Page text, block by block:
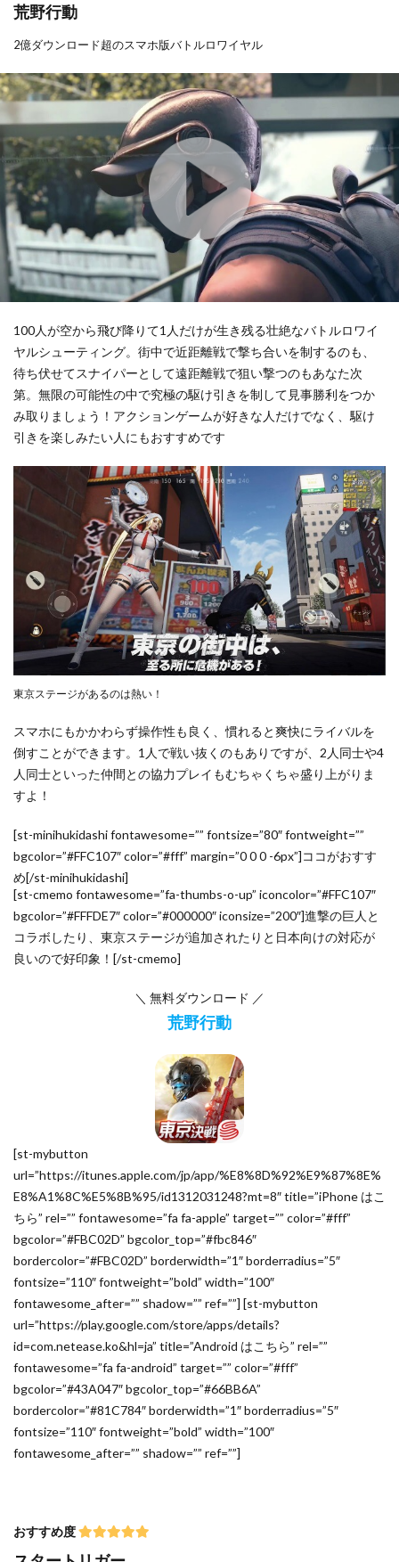
荒野行動
2億ダウンロード超のスマホ版バトルロワイヤル
100人が空から飛び降りて1人だけが生き残る壮絶なバトルロワイ
ヤルシューティング。街中で近距離戦で撃ち合いを制するのも、
待ち伏せてスナイパーとして遠距離戦で狙い撃つのもあなた次
第。無限の可能性の中で究極の駆け引きを制して見事勝利をつか
み取りましょう！アクションゲームが好きな人だけでなく、駆け
引きを楽しみたい人にもおすすめです
東京ステージがあるのは熱い！
スマホにもかかわらず操作性も良く、慣れると爽快にライバルを
倒すことができます。1人で戦い抜くのもありですが、2人同士や4
人同士といった仲間との協力プレイもむちゃくちゃ盛り上がりま
すよ！
[st-minihukidashi fontawesome=”” fontsize=”80″ fontweight=””
bgcolor=”#FFC107″ color=”#fff” margin=”0 0 0 -6px”]ココがおすす
め[/st-minihukidashi]
[st-cmemo fontawesome=”fa-thumbs-o-up” iconcolor=”#FFC107″
bgcolor=”#FFFDE7″ color=”#000000″ iconsize=”200″]進撃の巨人と
コラボしたり、東京ステージが追加されたりと日本向けの対応が
良いので好印象！[/st-cmemo]
＼ 無料ダウンロード ／
荒野行動
[st-mybutton
url=”https://itunes.apple.com/jp/app/%E8%8D%92%E9%87%8E%
E8%A1%8C%E5%8B%95/id1312031248?mt=8″ title=”iPhone はこ
ちら” rel=”” fontawesome=”fa fa-apple” target=”” color=”#fff”
bgcolor=”#FBC02D” bgcolor_top=”#fbc846″
bordercolor=”#FBC02D” borderwidth=”1″ borderradius=”5″
fontsize=”110″ fontweight=”bold” width=”100″
fontawesome_after=”” shadow=”” ref=””] [st-mybutton
url=”https://play.google.com/store/apps/details?
id=com.netease.ko&hl=ja” title=”Android はこちら” rel=””
fontawesome=”fa fa-android” target=”” color=”#fff”
bgcolor=”#43A047″ bgcolor_top=”#66BB6A”
bordercolor=”#81C784″ borderwidth=”1″ borderradius=”5″
fontsize=”110″ fontweight=”bold” width=”100″
fontawesome_after=”” shadow=”” ref=””]
おすすめ度